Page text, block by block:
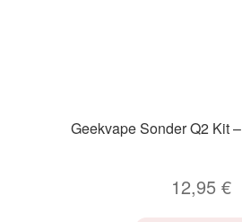
Geekvape Sonder Q2 Kit
12,95 €